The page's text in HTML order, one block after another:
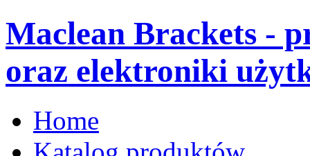
Maclean Brackets -
oraz elektroniki
Home